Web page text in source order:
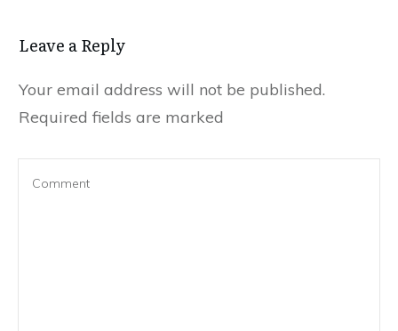
Leave a Reply
Your email address will not be published.
Required fields are marked